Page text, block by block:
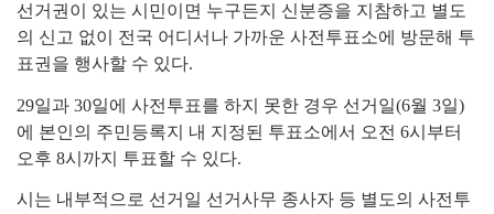
선거권이 있는 시민이면 누구든지 신분증을 지참하고 별도
의 신고 없이 전국 어디서나 가까운 사전투표소에 방문해 투
표권을 행사할 수 있다.
29일과 30일에 사전투표를 하지 못한 경우 선거일(6월 3일)
에 본인의 주민등록지 내 지정된 투표소에서 오전 6시부터
오후 8시까지 투표할 수 있다.
시는 내부적으로 선거일 선거사무 종사자 등 별도의 사전투